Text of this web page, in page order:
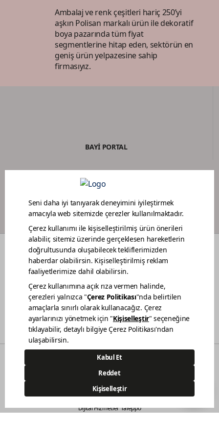
Ambalaj ve renk çeşitleri hariç 250’yi
aşkın Polisan markalı ürün ile dekoratif
boya pazarında tüm fiyat
segmentlerine hitap eden, sektörün en
geniş ürün yelpazesine sahip
firmasıyız.
BAYİ PORTAL
BOYACI SADAKAT PROGRAMI
RENKLER DEKORASYON FİKİRLERİ RENOVASYON
BAHÇE MOBİLYA BAKIMI
SATIŞ NOKTALARIMIZ İLETİŞİM
BİLGİ TOPLUMU HİZMETLERİ KVKK AÇIKLAMA
© 2021 - Polisan Kansai Boya San. ve Tic. A.Ş. | Her hakkı saklıdır.
Demircilerosb Mah. Refik Baydur Cad. No:7/3
Dilovası Kocaeli
(0262) 679 6000
444 83 80
Dijital Hizmetler Taleppo